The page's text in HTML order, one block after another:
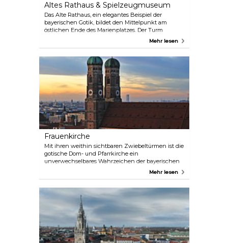
Altes Rathaus & Spielzeugmuseum
Das Alte Rathaus, ein elegantes Beispiel der
bayerischen Gotik, bildet den Mittelpunkt am
östlichen Ende des Marienplatzes. Der Turm
beherbergt das Spielzeugmuseum und den
seine Holzdecken aus.
Mehr lesen
Frauenkirche
Mit ihren weithin sichtbaren Zwiebeltürmen ist die
gotische Dom- und Pfarrkirche ein
unverwechselbares Wahrzeichen der bayerischen
Landeshauptstadt. Von der Spitze des Südturms hat
Mehr lesen